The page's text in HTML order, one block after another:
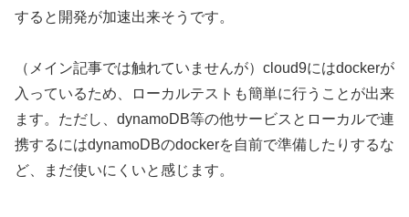
すると開発が加速出来そうです。
（メイン記事では触れていませんが）cloud9にはdockerが
入っているため、ローカルテストも簡単に行うことが出来
ます。ただし、dynamoDB等の他サービスとローカルで連
携するにはdynamoDBのdockerを自前で準備したりするな
ど、まだ使いにくいと感じます。